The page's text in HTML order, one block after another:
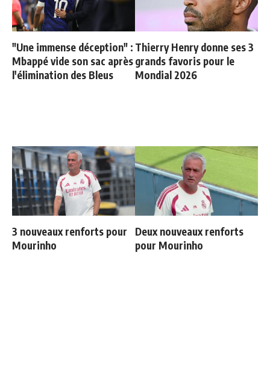
"Une immense déception" :
Mbappé vide son sac après
l'élimination des Bleus
Thierry Henry donne ses 3
grands favoris pour le
Mondial 2026
3 nouveaux renforts pour
Mourinho
Deux nouveaux renforts
pour Mourinho